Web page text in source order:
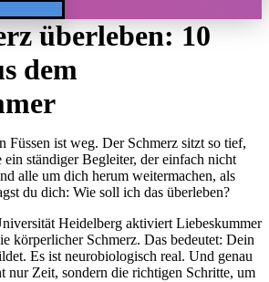
überleben: 10
dem
Füssen ist weg. Der Schmerz sitzt so tief,
ein ständiger Begleiter, der einfach nicht
alle um dich herum weitermachen, als
du dich: Wie soll ich das überleben?
Heidelberg aktiviert Liebeskummer
körperlicher Schmerz. Das bedeutet: Dein
Es ist neurobiologisch real. Und genau
nur Zeit, sondern die richtigen Schritte, um